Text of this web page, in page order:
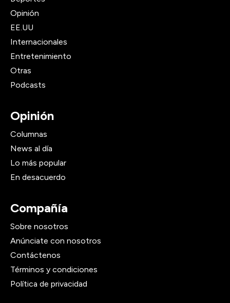
Opinión
EE.UU
Internacionales
Entretenimiento
Otras
Podcasts
Opinión
Columnas
News al día
Lo más popular
En desacuerdo
Compañía
Sobre nosotros
Anúnciate con nosotros
Contáctenos
Términos y condiciones
Política de privacidad